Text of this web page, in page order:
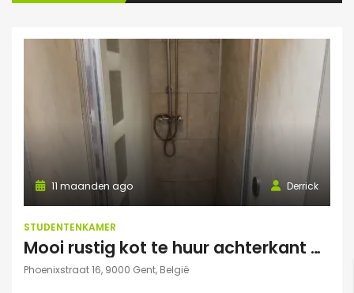
Derrick
11 maanden ago
STUDENTENKAMER
Mooi rustig kot te huur achterkant gebouw
Phoenixstraat 16, 9000 Gent, België